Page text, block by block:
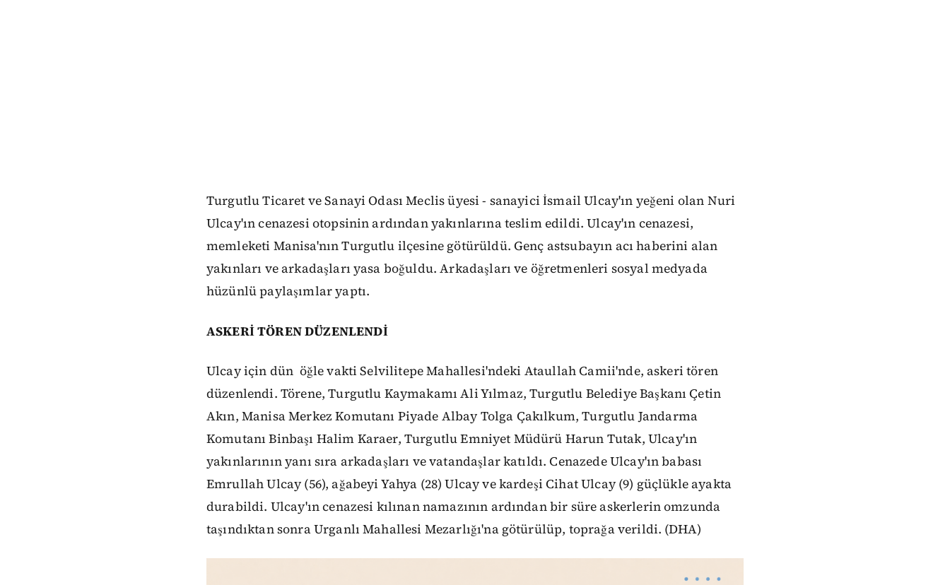
Turgutlu Ticaret ve Sanayi Odası Meclis üyesi - sanayici İsmail Ulcay'ın yeğeni olan Nuri
Ulcay'ın cenazesi otopsinin ardından yakınlarına teslim edildi. Ulcay'ın cenazesi,
memleketi Manisa'nın Turgutlu ilçesine götürüldü. Genç astsubayın acı haberini alan
yakınları ve arkadaşları yasa boğuldu. Arkadaşları ve öğretmenleri sosyal medyada
hüzünlü paylaşımlar yaptı.
ASKERİ TÖREN DÜZENLENDİ
Ulcay için dün öğle vakti Selvilitepe Mahallesi'ndeki Ataullah Camii'nde, askeri tören
düzenlendi. Törene, Turgutlu Kaymakamı Ali Yılmaz, Turgutlu Belediye Başkanı Çetin
Akın, Manisa Merkez Komutanı Piyade Albay Tolga Çakılkum, Turgutlu Jandarma
Komutanı Binbaşı Halim Karaer, Turgutlu Emniyet Müdürü Harun Tutak, Ulcay'ın
yakınlarının yanı sıra arkadaşları ve vatandaşlar katıldı. Cenazede Ulcay'ın babası
Emrullah Ulcay (56), ağabeyi Yahya (28) Ulcay ve kardeşi Cihat Ulcay (9) güçlükle ayakta
durabildi. Ulcay'ın cenazesi kılınan namazının ardından bir süre askerlerin omzunda
taşındıktan sonra Urganlı Mahallesi Mezarlığı'na götürülüp, toprağa verildi. (DHA)